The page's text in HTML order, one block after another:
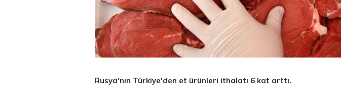
Rusya'nın Türkiye'den et ürünleri ithalatı 6 kat arttı.